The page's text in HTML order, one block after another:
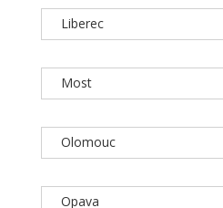
Liberec
Most
Olomouc
Opava